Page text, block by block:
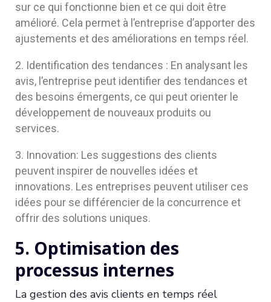
sur ce qui fonctionne bien et ce qui doit être
amélioré. Cela permet à l’entreprise d’apporter des
ajustements et des améliorations en temps réel.
Identification des tendances : En analysant les
avis, l’entreprise peut identifier des tendances et
des besoins émergents, ce qui peut orienter le
développement de nouveaux produits ou
services.
Innovation: Les suggestions des clients
peuvent inspirer de nouvelles idées et
innovations. Les entreprises peuvent utiliser ces
idées pour se différencier de la concurrence et
offrir des solutions uniques.
5. Optimisation des
processus internes
La gestion des avis clients en temps réel